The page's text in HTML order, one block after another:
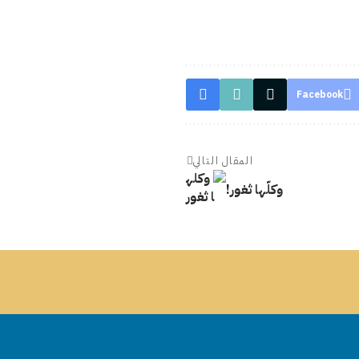
Facebook
المقال التالي
وكلّها ثغور!